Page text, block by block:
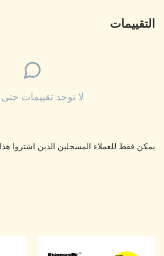
التقييمات
لا توجد تقييمات حتى
يمكن فقط للعملاء المسجلين الذين اشتروا هذا